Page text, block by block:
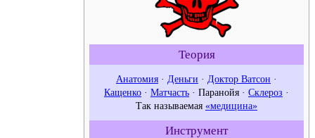
Теория
Анатомия · Деньги · Доктор Ватсон ·
Кащенко · Матчасть · Паранойя · Склероз ·
Так называемая «медицина»
Инструмент